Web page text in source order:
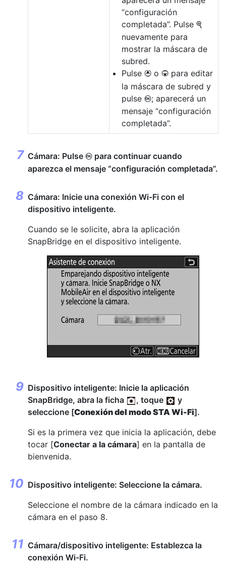
“configuración
completada”. Pulse X
nuevamente para
mostrar la máscara de
subred.
Pulse 1 o 3 para editar
la máscara de subred y
pulse J; aparecerá un
mensaje “configuración
completada”.
Cámara: Pulse J para continuar cuando
aparezca el mensaje “configuración completada”.
Cámara: Inicie una conexión Wi-Fi con el
dispositivo inteligente.
Cuando se le solicite, abra la aplicación
SnapBridge en el dispositivo inteligente.
Dispositivo inteligente: Inicie la aplicación
SnapBridge, abra la ficha
, toque
y
seleccione [Conexión del modo STA Wi-Fi].
Si es la primera vez que inicia la aplicación, debe
tocar [Conectar a la cámara] en la pantalla de
bienvenida.
Dispositivo inteligente: Seleccione la cámara.
Seleccione el nombre de la cámara indicado en la
cámara en el paso 8.
Cámara/dispositivo inteligente: Establezca la
conexión Wi-Fi.